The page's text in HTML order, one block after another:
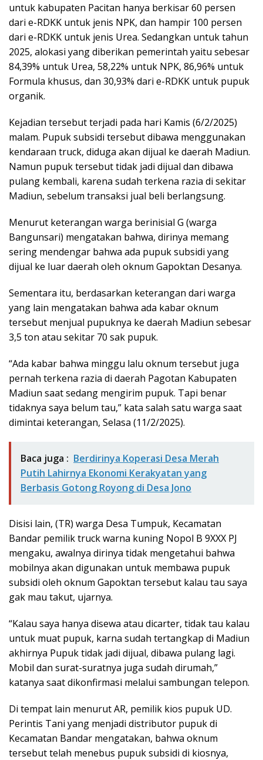
untuk kabupaten Pacitan hanya berkisar 60 persen
dari e-RDKK untuk jenis NPK, dan hampir 100 persen
dari e-RDKK untuk jenis Urea. Sedangkan untuk tahun
2025, alokasi yang diberikan pemerintah yaitu sebesar
84,39% untuk Urea, 58,22% untuk NPK, 86,96% untuk
Formula khusus, dan 30,93% dari e-RDKK untuk pupuk
organik.
Kejadian tersebut terjadi pada hari Kamis (6/2/2025)
malam. Pupuk subsidi tersebut dibawa menggunakan
kendaraan truck, diduga akan dijual ke daerah Madiun.
Namun pupuk tersebut tidak jadi dijual dan dibawa
pulang kembali, karena sudah terkena razia di sekitar
Madiun, sebelum transaksi jual beli berlangsung.
Menurut keterangan warga berinisial G (warga
Bangunsari) mengatakan bahwa, dirinya memang
sering mendengar bahwa ada pupuk subsidi yang
dijual ke luar daerah oleh oknum Gapoktan Desanya.
Sementara itu, berdasarkan keterangan dari warga
yang lain mengatakan bahwa ada kabar oknum
tersebut menjual pupuknya ke daerah Madiun sebesar
3,5 ton atau sekitar 70 sak pupuk.
“Ada kabar bahwa minggu lalu oknum tersebut juga
pernah terkena razia di daerah Pagotan Kabupaten
Madiun saat sedang mengirim pupuk. Tapi benar
tidaknya saya belum tau,” kata salah satu warga saat
dimintai keterangan, Selasa (11/2/2025).
Baca juga : Berdirinya Koperasi Desa Merah
Putih Lahirnya Ekonomi Kerakyatan yang
Berbasis Gotong Royong di Desa Jono
Disisi lain, (TR) warga Desa Tumpuk, Kecamatan
Bandar pemilik truck warna kuning Nopol B 9XXX PJ
mengaku, awalnya dirinya tidak mengetahui bahwa
mobilnya akan digunakan untuk membawa pupuk
subsidi oleh oknum Gapoktan tersebut kalau tau saya
gak mau takut, ujarnya.
“Kalau saya hanya disewa atau dicarter, tidak tau kalau
untuk muat pupuk, karna sudah tertangkap di Madiun
akhirnya Pupuk tidak jadi dijual, dibawa pulang lagi.
Mobil dan surat-suratnya juga sudah dirumah,”
katanya saat dikonfirmasi melalui sambungan telepon.
Di tempat lain menurut AR, pemilik kios pupuk UD.
Perintis Tani yang menjadi distributor pupuk di
Kecamatan Bandar mengatakan, bahwa oknum
tersebut telah menebus pupuk subsidi di kiosnya,